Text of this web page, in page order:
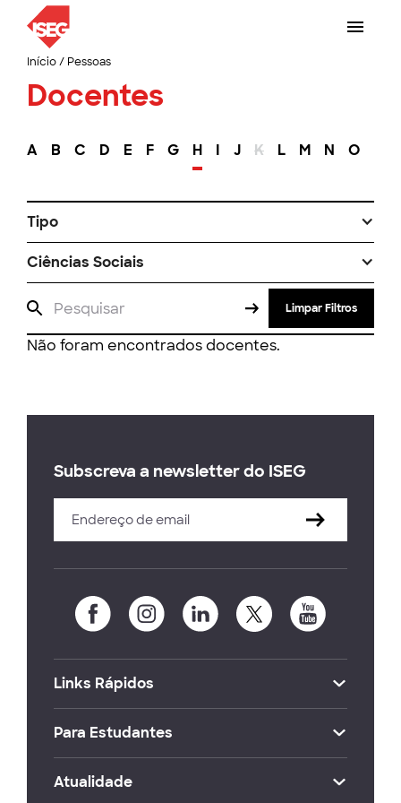
Início/ Pessoas
Docentes
A B C D E F G H I J K L M N O
Tipo
Ciências Sociais
Limpar Filtros
Não foram encontrados docentes.
Subscreva a newsletter do ISEG
Links Rápidos
Para Estudantes
Atualidade